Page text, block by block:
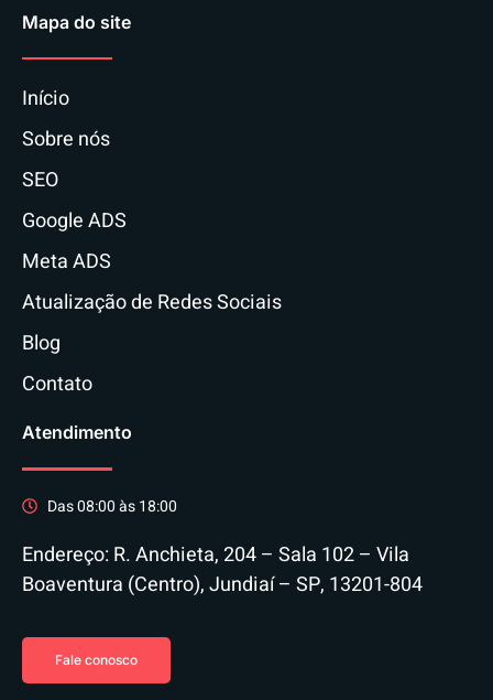
Mapa do site
Início
Sobre nós
SEO
Google ADS
Meta ADS
Atualização de Redes Sociais
Blog
Contato
Atendimento
Das 08:00 às 18:00
Endereço: R. Anchieta, 204 – Sala 102 – Vila
Boaventura (Centro), Jundiaí – SP, 13201-804
Fale conosco